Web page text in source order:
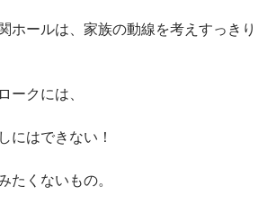
ホールは、家族の動線を考えすっきり
ークには、
にはできない！
たくないもの。